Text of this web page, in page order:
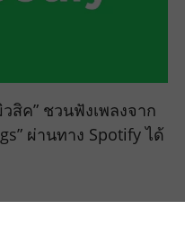
สิค” ชวนฟังเพลงจาก
ผ่านทาง Spotify ได้